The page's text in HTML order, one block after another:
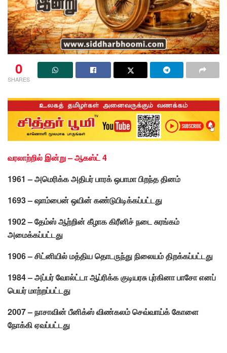
0
SHARES
வரலாற்றில் இன்று – ஆகஸ்ட் 4
1961 – அமெரிக்க அதிபர் பாரக் ஒபாமா பிறந்த தினம்
1693 – ஷாம்பைன் ஒயின் கண்டுபிடிக்கப்பட்டது
1902 – தேம்ஸ் ஆற்றின் கீழாக கிரீனிச் நடை சுரங்கம்
அமைக்கப்பட்டது
1906 – சிட்னியில் மத்திய தொடருந்து நிலையம் திறக்கப்பட்டது
1984 – அப்பர் வோல்ட்டா ஆப்ரிக்க குடியரசு புர்கினா பாசோ எனப்
பெயர் மாற்றப்பட்டது
2007 – நாசாவின் பீனிக்ஸ் விண்கலம் செவ்வாய்க் கோளை
நோக்கி ஏவப்பட்டது